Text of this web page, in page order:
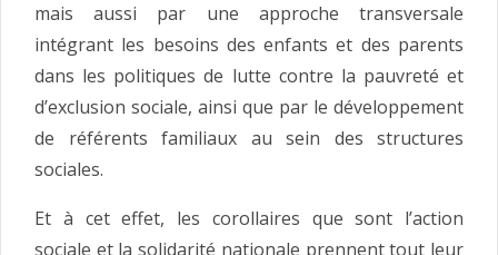
mais aussi par une approche transversale
intégrant les besoins des enfants et des parents
dans les politiques de lutte contre la pauvreté et
d’exclusion sociale, ainsi que par le développement
de référents familiaux au sein des structures
sociales.
Et à cet effet, les corollaires que sont l’action
sociale et la solidarité nationale prennent tout leur